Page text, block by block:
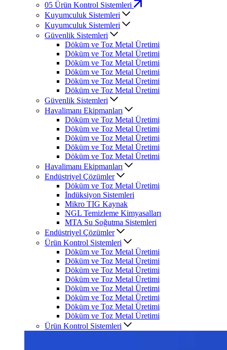
05 Ürün Kontrol Sistemleri
Kuyumculuk Sistemleri
Kuyumculuk Sistemleri
Güvenlik Sistemleri
Döküm ve Toz Metal Üretimi
Döküm ve Toz Metal Üretimi
Döküm ve Toz Metal Üretimi
Döküm ve Toz Metal Üretimi
Döküm ve Toz Metal Üretimi
Döküm ve Toz Metal Üretimi
Güvenlik Sistemleri
Havalimanı Ekipmanları
Döküm ve Toz Metal Üretimi
Döküm ve Toz Metal Üretimi
Döküm ve Toz Metal Üretimi
Döküm ve Toz Metal Üretimi
Döküm ve Toz Metal Üretimi
Havalimanı Ekipmanları
Endüstriyel Çözümler
Döküm ve Toz Metal Üretimi
İndüksiyon Sistemleri
Mikro TIG Kaynak
NGL Temizleme Kimyasalları
MTA Su Soğutma Sistemleri
Endüstriyel Çözümler
Ürün Kontrol Sistemleri
Döküm ve Toz Metal Üretimi
Döküm ve Toz Metal Üretimi
Döküm ve Toz Metal Üretimi
Döküm ve Toz Metal Üretimi
Döküm ve Toz Metal Üretimi
Döküm ve Toz Metal Üretimi
Döküm ve Toz Metal Üretimi
Döküm ve Toz Metal Üretimi
Ürün Kontrol Sistemleri